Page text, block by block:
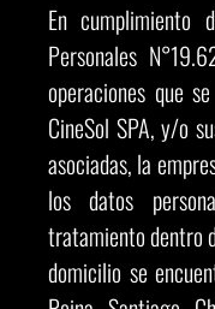
En cumplimiento
Personales
operaciones que
CineSol SPA, y/o
asociadas, la
los datos
tratamiento dentro
domicilio se